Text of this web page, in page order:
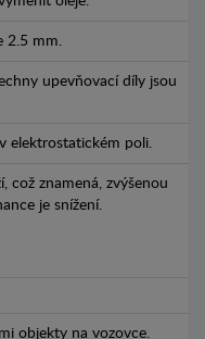
2.5 mm.
upevňovací díly jsou
elektrostatickém poli.
což znamená, zvýšenou
je snížení.
objekty na vozovce.